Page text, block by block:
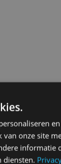
onze site
informatie
diensten.